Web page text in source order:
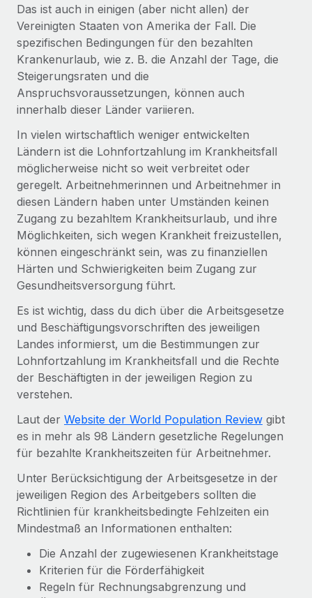
Auch im neuen Jahr wollen wir bei Remote Unternehmen
aller Größen dabei unterstützen, die beste...
Mehr erfahren
Wie Phiture 55 Mitarbeiter:innen in 19 Ländern
Phiture ist der unumstrittene Marktführer im Bereich der
Wachstumsberatung für mobile Apps. Das...
Mehr erfahren
Das ist auch in einigen (aber nicht allen) der
Vereinigten Staaten von Amerika der Fall. Die
spezifischen Bedingungen für den bezahlten
Krankenurlaub, wie z. B. die Anzahl der Tage, die
Steigerungsraten und die
Anspruchsvoraussetzungen, können auch
innerhalb dieser Länder variieren.
In vielen wirtschaftlich weniger entwickelten
Ländern ist die Lohnfortzahlung im Krankheitsfall
möglicherweise nicht so weit verbreitet oder
geregelt. Arbeitnehmerinnen und Arbeitnehmer in
diesen Ländern haben unter Umständen keinen
Zugang zu bezahltem Krankheitsurlaub, und ihre
Möglichkeiten, sich wegen Krankheit freizustellen,
können eingeschränkt sein, was zu finanziellen
Härten und Schwierigkeiten beim Zugang zur
Gesundheitsversorgung führt.
Es ist wichtig, dass du dich über die Arbeitsgesetze
und Beschäftigungsvorschriften des jeweiligen
Landes informierst, um die Bestimmungen zur
Lohnfortzahlung im Krankheitsfall und die Rechte
der Beschäftigten in der jeweiligen Region zu
verstehen.
Laut der Website der World Population Review gibt
es in mehr als 98 Ländern gesetzliche Regelungen
für bezahlte Krankheitszeiten für Arbeitnehmer.
Unter Berücksichtigung der Arbeitsgesetze in der
jeweiligen Region des Arbeitgebers sollten die
Richtlinien für krankheitsbedingte Fehlzeiten ein
Mindestmaß an Informationen enthalten:
Die Anzahl der zugewiesenen Krankheitstage
Kriterien für die Förderfähigkeit
Regeln für Rechnungsabgrenzung und